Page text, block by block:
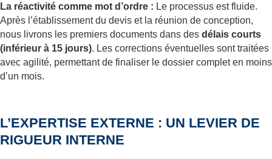
La réactivité comme mot d’ordre : Le processus est fluide.
Après l’établissement du devis et la réunion de conception,
nous livrons les premiers documents dans des délais courts
(inférieur à 15 jours). Les corrections éventuelles sont traitées
avec agilité, permettant de finaliser le dossier complet en moins
d’un mois.
L’EXPERTISE EXTERNE : UN LEVIER DE
RIGUEUR INTERNE